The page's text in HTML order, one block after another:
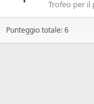
Trofeo per il
Punteggio totale: 6